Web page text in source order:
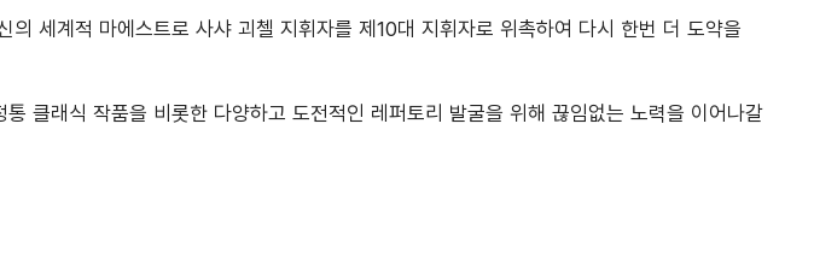
의 세계적 마에스트로 사샤 괴첼 지휘자를 제10대 지휘자로 위촉하여 다시 한번 더 도약을
클래식 작품을 비롯한 다양하고 도전적인 레퍼토리 발굴을 위해 끊임없는 노력을 이어나갈